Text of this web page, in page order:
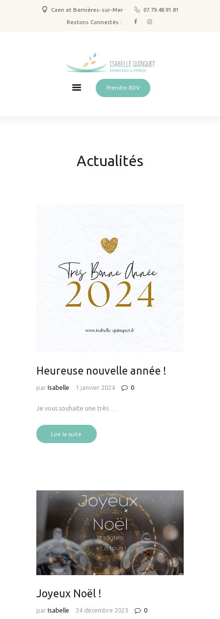
Caen et Bernières-sur-Mer 07.79.48.91.81
Restons Connectés :
Prendre RDV
Actualités
Sophrologie
Qui suis-je ?
Heureuse nouvelle année !
par Isabelle 1 janvier 2024 0
Je vous souhaite une très …
Lire la suite
Joyeux Noël !
par Isabelle 24 décembre 2023 0